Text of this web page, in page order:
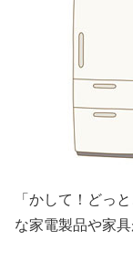
「かして！どっ
な家電製品や家